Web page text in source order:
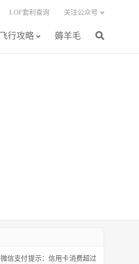
飞行攻略 薅羊毛
LOF套利查询 关注公众号
微信支付提示：信用卡消费超过